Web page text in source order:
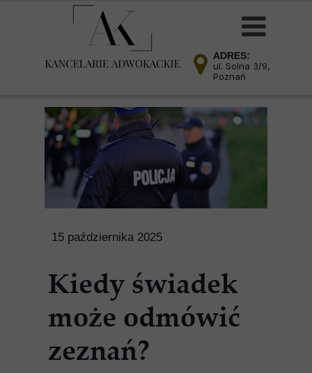
ADRES:
ul. Solna 3/9,
Poznań
Kiedy świadek
może odmówić
zeznań?
15 października 2025